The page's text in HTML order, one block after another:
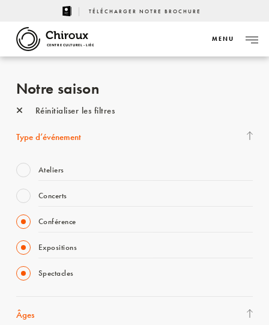
TÉLÉCHARGER NOTRE BROCHURE
CENTRE CULTUREL - LIÈGE
MENU
Notre saison
Réinitialiser les filtres
Type d’événement
Ateliers
Concerts
Conférence
Expositions
Spectacles
Âges